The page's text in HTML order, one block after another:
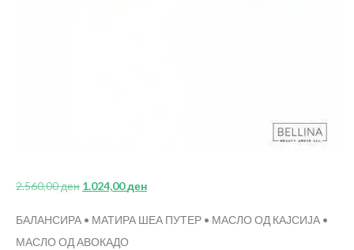
2.560,00ден 1.024,00ден
БАЛАНСИРА • МАТИРА ШЕА ПУТЕР • МАСЛО ОД КАЈСИЈА •
МАСЛО ОД АВОКАДО